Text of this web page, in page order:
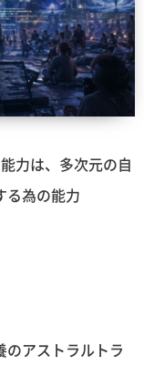
力は、多次元の自
る為の能力
アストラルトラ